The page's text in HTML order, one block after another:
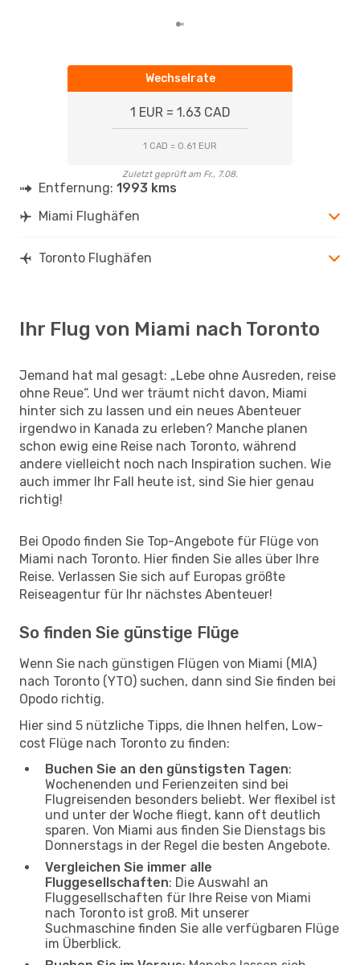
Wechselrate
1 EUR = 1.63 CAD
1 CAD = 0.61 EUR
Zuletzt geprüft am Fr., 7.08.
Entfernung: 1993 kms
Miami Flughäfen
Toronto Flughäfen
Ihr Flug von Miami nach Toronto
Jemand hat mal gesagt: „Lebe ohne Ausreden, reise
ohne Reue“. Und wer träumt nicht davon, Miami
hinter sich zu lassen und ein neues Abenteuer
irgendwo in Kanada zu erleben? Manche planen
schon ewig eine Reise nach Toronto, während
andere vielleicht noch nach Inspiration suchen. Wie
auch immer Ihr Fall heute ist, sind Sie hier genau
richtig!
Bei Opodo finden Sie Top-Angebote für Flüge von
Miami nach Toronto. Hier finden Sie alles über Ihre
Reise. Verlassen Sie sich auf Europas größte
Reiseagentur für Ihr nächstes Abenteuer!
So finden Sie günstige Flüge
Wenn Sie nach günstigen Flügen von Miami (MIA)
nach Toronto (YTO) suchen, dann sind Sie finden bei
Opodo richtig.
Hier sind 5 nützliche Tipps, die Ihnen helfen, Low-
cost Flüge nach Toronto zu finden:
Buchen Sie an den günstigsten Tagen:
Wochenenden und Ferienzeiten sind bei
Flugreisenden besonders beliebt. Wer flexibel ist
und unter der Woche fliegt, kann oft deutlich
sparen. Von Miami aus finden Sie Dienstags bis
Donnerstags in der Regel die besten Angebote.
Vergleichen Sie immer alle
Fluggesellschaften: Die Auswahl an
Fluggesellschaften für Ihre Reise von Miami
nach Toronto ist groß. Mit unserer
Suchmaschine finden Sie alle verfügbaren Flüge
im Überblick.